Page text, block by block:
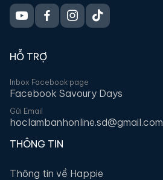
HỖ TRỢ
Inbox Facebook page
Facebook Savoury Days
Gửi Email
hoclambanhonline.sd@gmail.com
THÔNG TIN
Thông tin về Happie